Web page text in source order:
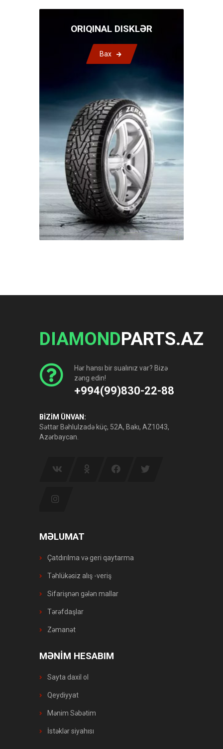
ORIQINAL DISKLƏR
Bax
DIAMONDPARTS.AZ
Hər hansı bir sualınız var? Bizə
zəng edin!
+994(99)830-22-88
BİZİM ÜNVAN:
Səttar Bəhlulzadə küç, 52A, Bakı, AZ1043,
Azərbaycan.
MƏLUMAT
Çatdırılma və geri qaytarma
Təhlükəsiz alış -veriş
Sifarişnən gələn mallar
Tərəfdaşlar
Zəmanət
MƏNİM HESABIM
Sayta daxil ol
Qeydiyyat
Mənim Səbətim
İstəklər siyahısı